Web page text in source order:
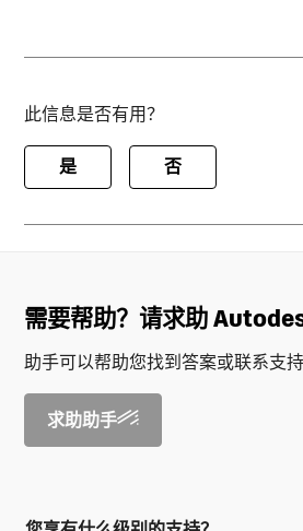
此信息是否有用？
是 否
需要帮助？请求助
助手可以帮助您找到答案或联系支持
求助助手